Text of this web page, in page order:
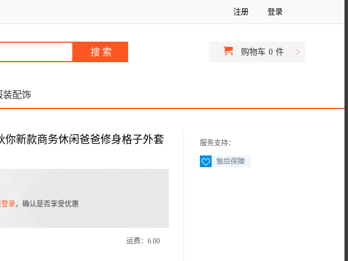
注册 登录
购物车 0 件
装配饰
你新款商务休闲爸爸修身格子外套
录，确认是否享受优惠
运费： 6.00
服务支持：